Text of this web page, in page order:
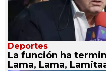
Deportes
La función ha
Lama, Lama,